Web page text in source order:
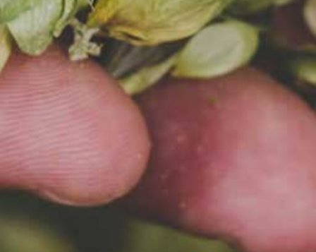
LETNIA PRZYGODA WRACA
#LetniaPrzygoda wróciła po
przerwie zimowej! Lekka IPA z